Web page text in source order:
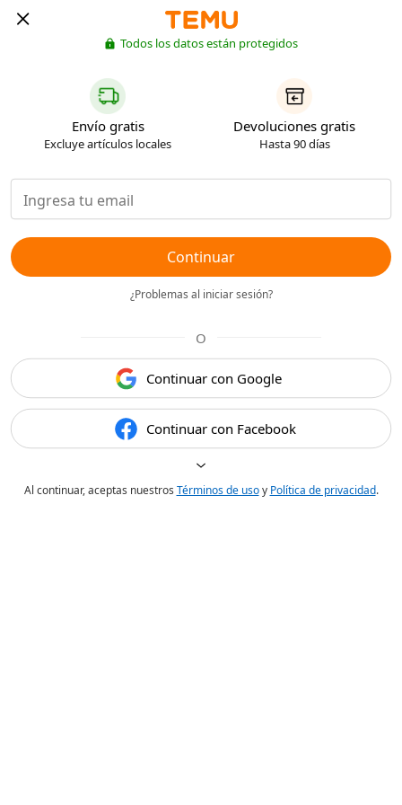
Todos los datos están protegidos
Envío gratis
Excluye artículos locales
Devoluciones gratis
Hasta 90 días
Continuar
¿Problemas al iniciar sesión?
O
Continuar con Google
Continuar con Facebook
Al continuar, aceptas nuestros Términos de usoy Política de privacidad.